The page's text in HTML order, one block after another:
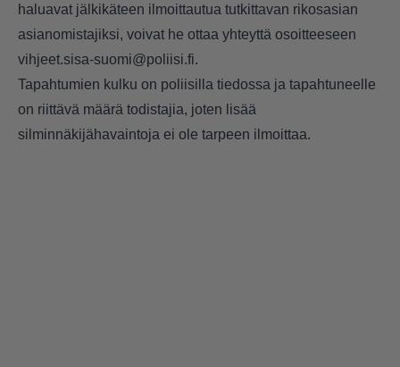
haluavat jälkikäteen ilmoittautua tutkittavan rikosasian
asianomistajiksi, voivat he ottaa yhteyttä osoitteeseen
vihjeet.sisa-suomi@poliisi.fi.
Tapahtumien kulku on poliisilla tiedossa ja tapahtuneelle
on riittävä määrä todistajia, joten lisää
silminnäkijähavaintoja ei ole tarpeen ilmoittaa.